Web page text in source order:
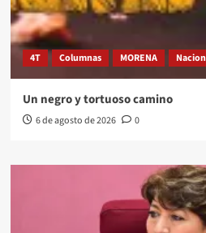
4T Columnas MORENA
Un negro y tortuoso camino
6 de agosto de 2026 0